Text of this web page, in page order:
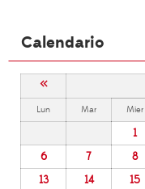
Calendario
«
Lun Mar Mier
1
6
7 8
13
14 15